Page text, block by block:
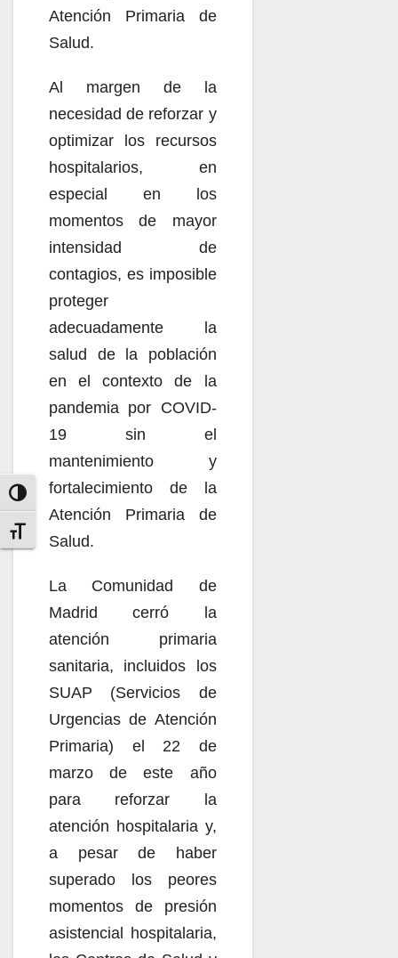
Alternar alto contraste
Alternar tamaño de letra
Atención Primaria de
Salud.
Al margen de la
necesidad de reforzar y
optimizar los recursos
hospitalarios, en
especial en los
momentos de mayor
intensidad de
contagios, es imposible
proteger
adecuadamente la
salud de la población
en el contexto de la
pandemia por COVID-
19 sin el
mantenimiento y
fortalecimiento de la
Atención Primaria de
Salud.
La Comunidad de
Madrid cerró la
atención primaria
sanitaria, incluidos los
SUAP (Servicios de
Urgencias de Atención
Primaria) el 22 de
marzo de este año
para reforzar la
atención hospitalaria y,
a pesar de haber
superado los peores
momentos de presión
asistencial hospitalaria,